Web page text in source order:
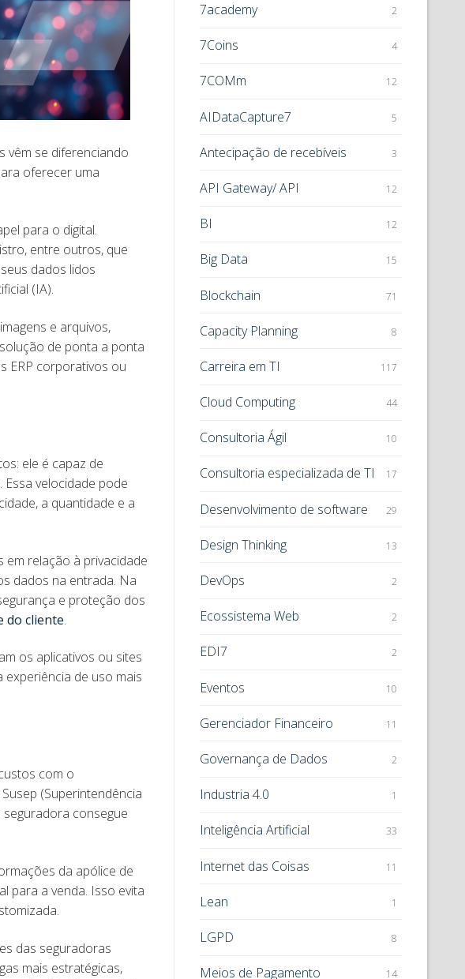
vêm se diferenciando
oferecer uma
para o digital.
entre outros, que
dados lidos
(IA).
e arquivos,
de ponta a ponta
ERP corporativos ou
ele é capaz de
velocidade pode
a quantidade e a
em relação à privacidade
dados na entrada. Na
e proteção dos
do cliente.
os aplicativos ou sites
de uso mais
com o
(Superintendência
consegue
da apólice de
para a venda. Isso evita
das seguradoras
mais estratégicas,
7academy 2
7Coins 4
7COMm 12
AIDataCapture7 5
Antecipação de recebíveis 3
API Gateway/ API 12
BI 12
Big Data 15
Blockchain 71
Capacity Planning 8
Carreira em TI 117
Cloud Computing 44
Consultoria Ágil 10
Consultoria especializada de TI 17
Desenvolvimento de software 29
Design Thinking 13
DevOps 2
Ecossistema Web 2
EDI7 2
Eventos 10
Gerenciador Financeiro 11
Governança de Dados 2
Industria 4.0 1
Inteligência Artificial 33
Internet das Coisas 11
Lean 1
LGPD 8
Meios de Pagamento 14